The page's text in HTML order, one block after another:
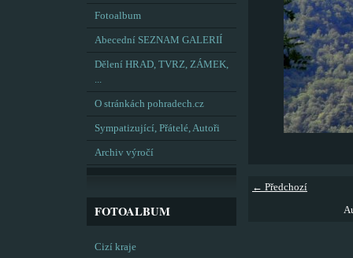
Fotoalbum
Abecední SEZNAM GALERIÍ
Dělení HRAD, TVRZ, ZÁMEK,
...
O stránkách pohradech.cz
Sympatizující, Přátelé, Autoři
Archiv výročí
FOTOALBUM
Cizí kraje
← Předchozí